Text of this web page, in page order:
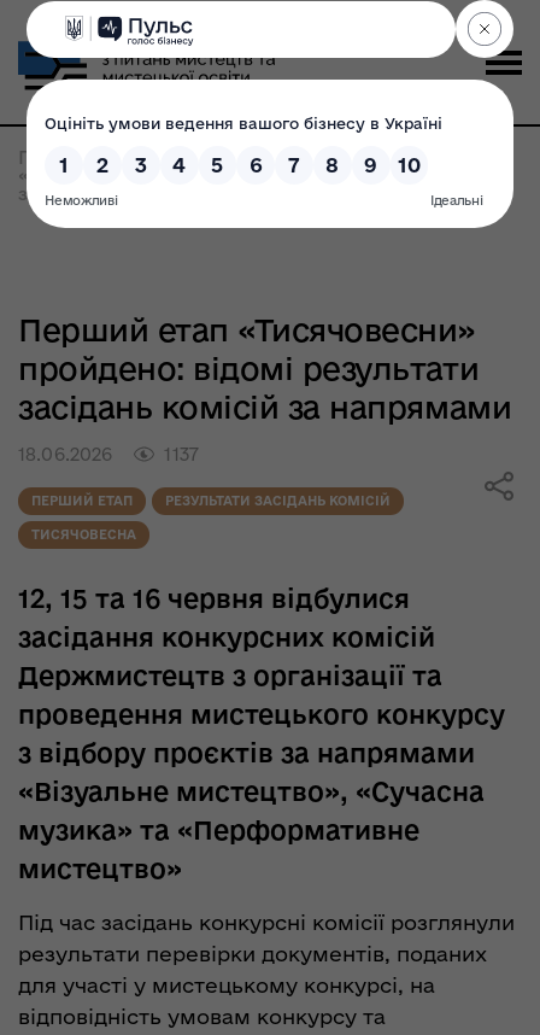
Головна Всі новини >
Перший етап
«Тисячовесни» пройдено: відомі результати
засідань комісій за напрямами
Перший етап «Тисячовесни»
пройдено: відомі результати
засідань комісій за напрямами
18.06.2026 1137
ПЕРШИЙ ЕТАП РЕЗУЛЬТАТИ ЗАСІДАНЬ КОМІСІЙ
ТИСЯЧОВЕСНА
12, 15 та 16 червня відбулися
засідання конкурсних комісій
Держмистецтв з організації та
проведення мистецького конкурсу
з відбору проєктів за напрямами
«Візуальне мистецтво», «Сучасна
музика» та «Перформативне
мистецтво»
Під час засідань конкурсні комісії розглянули
результати перевірки документів, поданих
для участі у мистецькому конкурсі, на
відповідність умовам конкурсу та